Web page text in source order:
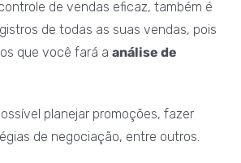
de vendas eficaz, também é
de todas as suas vendas, pois
que você fará a análise de
planejar promoções, fazer
de negociação, entre outros.